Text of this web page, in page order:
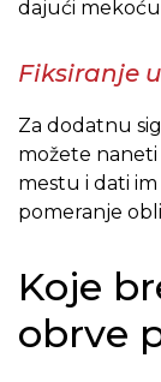
dajući
Fiksiranje
Za dodatnu
možete naneti
mestu i dati
pomeranje
Koje
obrve